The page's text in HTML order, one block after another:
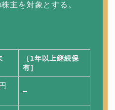
主を対象とする。
［1年以上継続保
有］
–